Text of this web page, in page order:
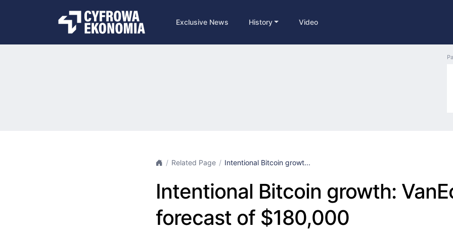
Exclusive News History Video
Related Page Intentional Bitcoin growt...
Intentional Bitcoin growth:
forecast of $180,000